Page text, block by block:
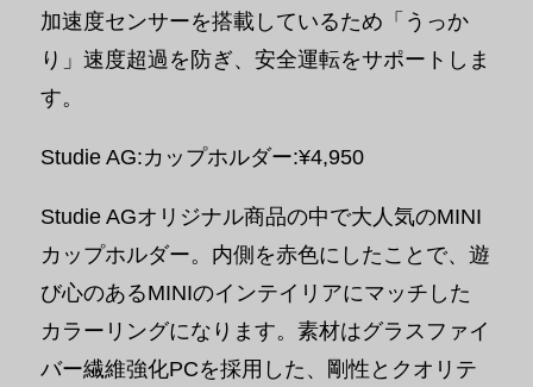
加速度センサーを搭載しているため「うっか
り」速度超過を防ぎ、安全運転をサポートしま
す。
Studie AG:カップホルダー:¥4,950
Studie AGオリジナル商品の中で大人気のMINI
カップホルダー。内側を赤色にしたことで、遊
び心のあるMINIのインテイリアにマッチした
カラーリングになります。素材はグラスファイ
バー繊維強化PCを採用した、剛性とクオリテ